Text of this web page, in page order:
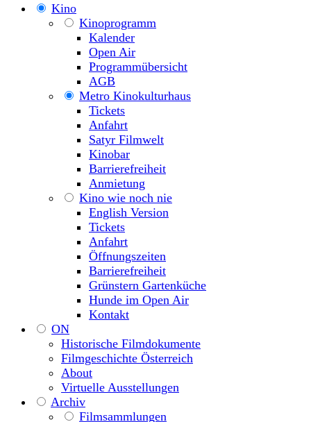
Kino
Kinoprogramm
Kalender
Open Air
Programmübersicht
AGB
Metro Kinokulturhaus
Tickets
Anfahrt
Satyr Filmwelt
Kinobar
Barrierefreiheit
Anmietung
Kino wie noch nie
English Version
Tickets
Anfahrt
Öffnungszeiten
Barrierefreiheit
Grünstern Gartenküche
Hunde im Open Air
Kontakt
ON
Historische Filmdokumente
Filmgeschichte Österreich
About
Virtuelle Ausstellungen
Archiv
Filmsammlungen